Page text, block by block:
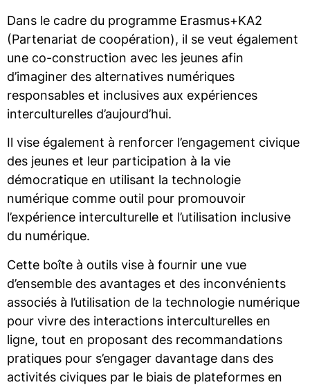
Dans le cadre du programme Erasmus+KA2
(Partenariat de coopération), il se veut également
une co-construction avec les jeunes afin
d’imaginer des alternatives numériques
responsables et inclusives aux expériences
interculturelles d’aujourd’hui.
Il vise également à renforcer l’engagement civique
des jeunes et leur participation à la vie
démocratique en utilisant la technologie
numérique comme outil pour promouvoir
l’expérience interculturelle et l’utilisation inclusive
du numérique.
Cette boîte à outils vise à fournir une vue
d’ensemble des avantages et des inconvénients
associés à l’utilisation de la technologie numérique
pour vivre des interactions interculturelles en
ligne, tout en proposant des recommandations
pratiques pour s’engager davantage dans des
activités civiques par le biais de plateformes en